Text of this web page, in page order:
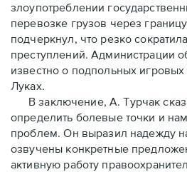
злоупотреблении
перевозке грузов через
подчеркнул, что резко
преступлений. Администрации
известно о подпольных игровых
Луках.
В заключение, А. Турчак
определить болевые точки и
проблем. Он выразил надежду
озвучены конкретные
активную работу